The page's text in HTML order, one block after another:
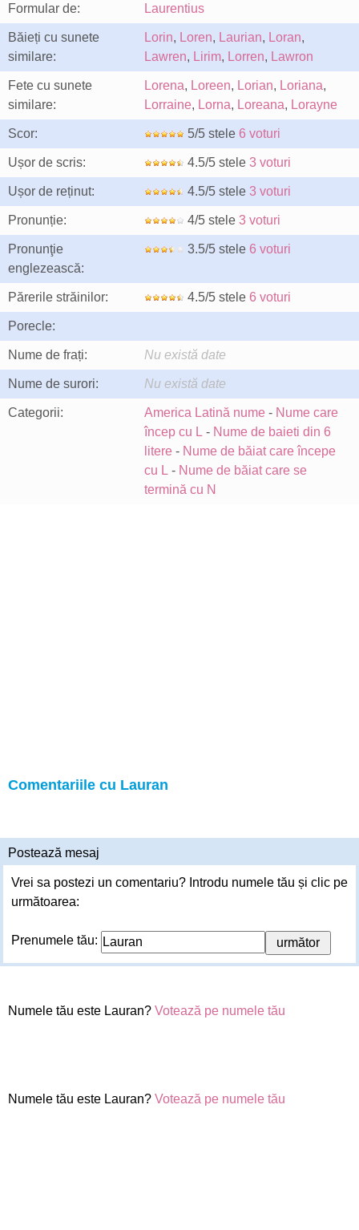
Formular de: Laurentius
Băieți cu sunete
similare:
Lorin, Loren, Laurian, Loran,
Lawren, Lirim, Lorren, Lawron
Fete cu sunete
similare:
Lorena, Loreen, Lorian, Loriana,
Lorraine, Lorna, Loreana, Lorayne
Scor: 5/5 stele 6 voturi
Ușor de scris: 4.5/5 stele 3 voturi
Ușor de reținut: 4.5/5 stele 3 voturi
Pronunție: 4/5 stele 3 voturi
Pronunţie
englezească:
3.5/5 stele 6 voturi
Părerile străinilor: 4.5/5 stele 6 voturi
Porecle:
Nume de frați: Nu există date
Nume de surori: Nu există date
Categorii: America Latină nume - Nume care
încep cu L - Nume de baieti din 6
litere - Nume de băiat care începe
cu L - Nume de băiat care se
termină cu N
Comentariile cu Lauran
Postează mesaj
Vrei sa postezi un comentariu? Introdu numele tău și clic pe
următoarea:
Prenumele tău:
Numele tău este Lauran? Votează pe numele tău
Numele tău este Lauran? Votează pe numele tău